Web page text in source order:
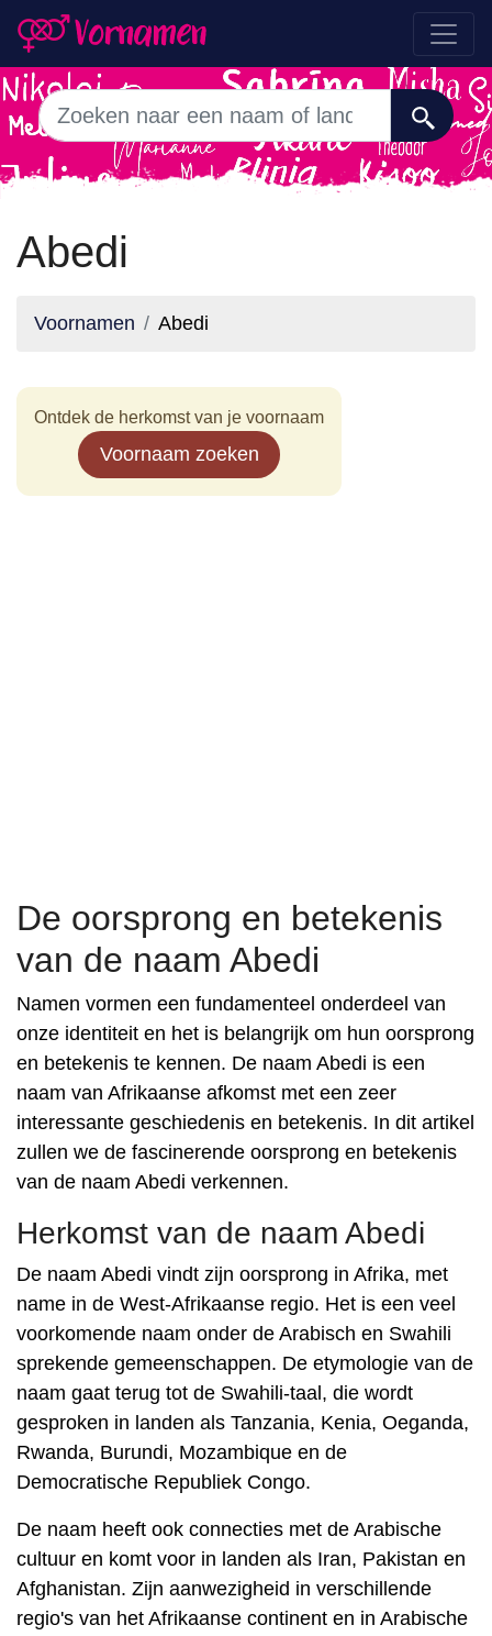
Abedi
Voornamen Abedi
Ontdek de herkomst van je voornaam
Voornaam zoeken
De oorsprong en betekenis
van de naam Abedi
Namen vormen een fundamenteel onderdeel van
onze identiteit en het is belangrijk om hun oorsprong
en betekenis te kennen. De naam Abedi is een
naam van Afrikaanse afkomst met een zeer
interessante geschiedenis en betekenis. In dit artikel
zullen we de fascinerende oorsprong en betekenis
van de naam Abedi verkennen.
Herkomst van de naam Abedi
De naam Abedi vindt zijn oorsprong in Afrika, met
name in de West-Afrikaanse regio. Het is een veel
voorkomende naam onder de Arabisch en Swahili
sprekende gemeenschappen. De etymologie van de
naam gaat terug tot de Swahili-taal, die wordt
gesproken in landen als Tanzania, Kenia, Oeganda,
Rwanda, Burundi, Mozambique en de
Democratische Republiek Congo.
De naam heeft ook connecties met de Arabische
cultuur en komt voor in landen als Iran, Pakistan en
Afghanistan. Zijn aanwezigheid in verschillende
regio's van het Afrikaanse continent en in Arabische